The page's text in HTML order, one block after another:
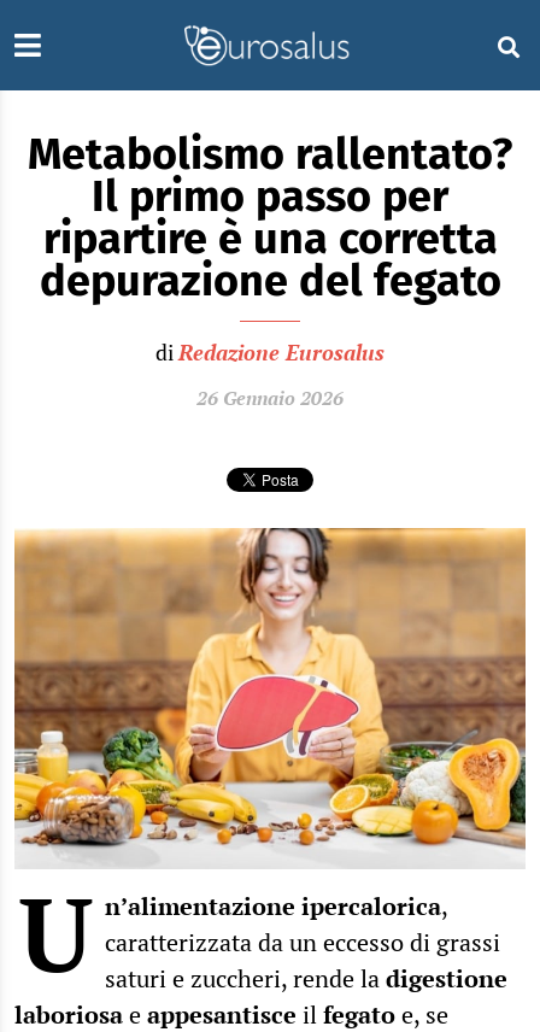
Metabolismo rallentato?
Il primo passo per
ripartire è una corretta
depurazione del fegato
diRedazione Eurosalus
26 Gennaio 2026
U n’alimentazione ipercalorica,
caratterizzata da un eccesso di grassi
saturi e zuccheri, rende ladigestione
laboriosaeappesantisce ilfegatoe, se